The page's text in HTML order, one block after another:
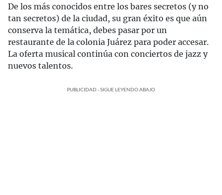
De los más conocidos entre los bares secretos (y no
tan secretos) de la ciudad, su gran éxito es que aún
conserva la temática, debes pasar por un
restaurante de la colonia Juárez para poder accesar.
La oferta musical continúa con conciertos de jazz y
nuevos talentos.
PUBLICIDAD - SIGUE LEYENDO ABAJO